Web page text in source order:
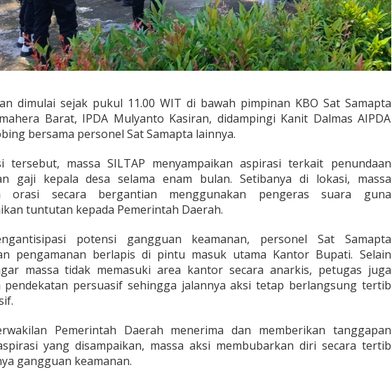
r
l
a
n
g
s
g
A
m
d
a
n
T
t
i
b
dimulai sejak pukul 11.00 WIT di bawah pimpinan KBO Sat Samapta
Barat, IPDA Mulyanto Kasiran, didampingi Kanit Dalmas AIPDA
bersama personel Sat Samapta lainnya.
tersebut, massa SILTAP menyampaikan aspirasi terkait penundaan
gaji kepala desa selama enam bulan. Setibanya di lokasi, massa
orasi secara bergantian menggunakan pengeras suara guna
tuntutan kepada Pemerintah Daerah.
potensi gangguan keamanan, personel Sat Samapta
pengamanan berlapis di pintu masuk utama Kantor Bupati. Selain
massa tidak memasuki area kantor secara anarkis, petugas juga
pendekatan persuasif sehingga jalannya aksi tetap berlangsung tertib
Pemerintah Daerah menerima dan memberikan tanggapan
yang disampaikan, massa aksi membubarkan diri secara tertib
gangguan keamanan.